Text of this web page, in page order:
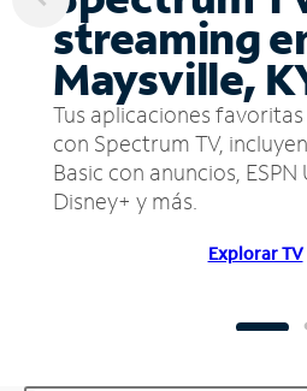
streaming
Maysville,
Tus aplicaciones
con Spectrum TV,
Basic con anuncios, ESPN
Disney+ y más.
Explorar TV